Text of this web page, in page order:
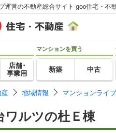
運営の不動産総合サイト goo住宅・不
店舗･
事業用
マンションを買う
新築 中古
産 地域情報 マンションライ
ワルツの杜Ｅ棟